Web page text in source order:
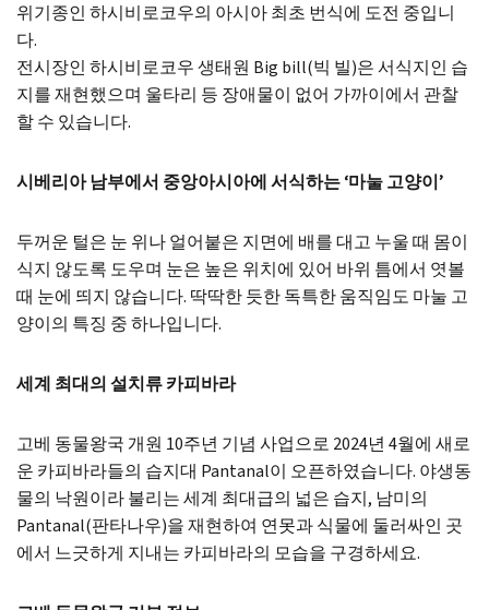
위기종인 하시비로코우의 아시아 최초 번식에 도전 중입니
다.
전시장인 하시비로코우 생태원 Big bill(빅 빌)은 서식지인 습
지를 재현했으며 울타리 등 장애물이 없어 가까이에서 관찰
할 수 있습니다.
시베리아 남부에서 중앙아시아에 서식하는 ‘마눌 고양이’
두꺼운 털은 눈 위나 얼어붙은 지면에 배를 대고 누울 때 몸이
식지 않도록 도우며 눈은 높은 위치에 있어 바위 틈에서 엿볼
때 눈에 띄지 않습니다. 딱딱한 듯한 독특한 움직임도 마눌 고
양이의 특징 중 하나입니다.
세계 최대의 설치류 카피바라
고베 동물왕국 개원 10주년 기념 사업으로 2024년 4월에 새로
운 카피바라들의 습지대 Pantanal이 오픈하였습니다. 야생동
물의 낙원이라 불리는 세계 최대급의 넓은 습지, 남미의
Pantanal(판타나우)을 재현하여 연못과 식물에 둘러싸인 곳
에서 느긋하게 지내는 카피바라의 모습을 구경하세요.